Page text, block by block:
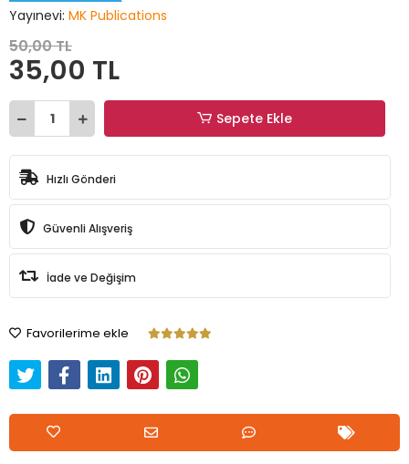
Yayınevi: MK Publications
50,00 TL
35,00 TL
Sepete Ekle
Hızlı Gönderi
Güvenli Alışveriş
İade ve Değişim
Favorilerime ekle